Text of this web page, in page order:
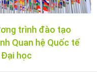
trình đào tạo
Quan hệ Quốc tế
học